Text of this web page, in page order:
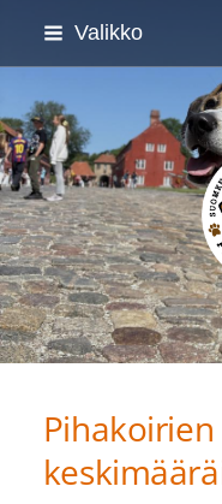
Siirry
Valikko